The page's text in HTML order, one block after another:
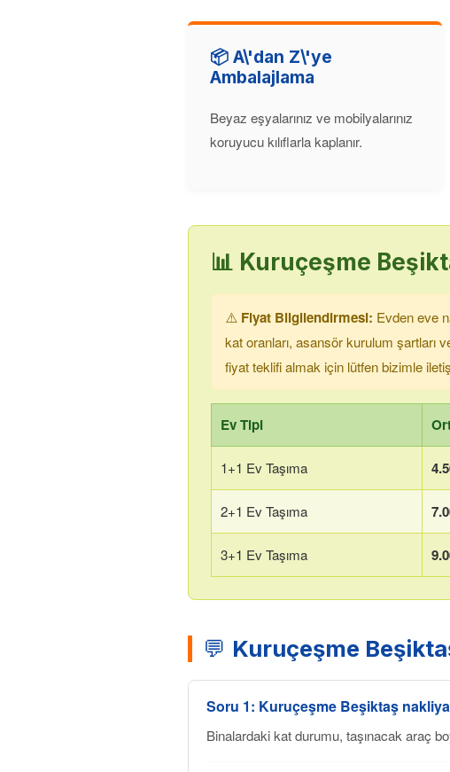
📦 A\'dan Z\'ye
Ambalajlama
Beyaz eşyalarınız ve mobilyalarınız
koruyucu kılıflarla kaplanır.
📊 Kuruçeşme
⚠️ Fiyat Bilgilendirmesi: Evden eve
kat oranları, asansör kurulum şartları
fiyat teklifi almak için lütfen bizimle
Ev Tipi
1+1 Ev Taşıma
2+1 Ev Taşıma
3+1 Ev Taşıma
💬 Kuruçeşme
Soru 1: Kuruçeşme Beşiktaş
Binalardaki kat durumu, taşınacak araç